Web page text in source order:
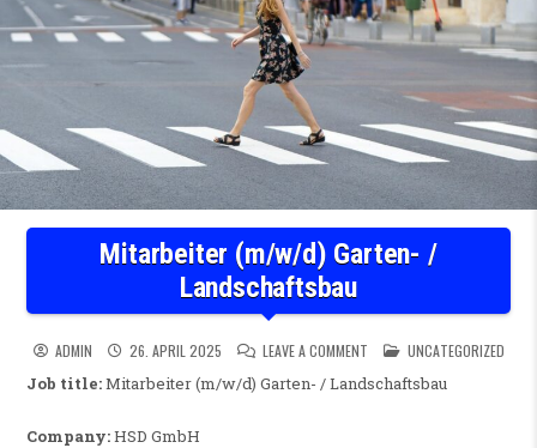
Mitarbeiter (m/w/d) Garten- /
Landschaftsbau
ADMIN 26. APRIL 2025 LEAVE A COMMENTON MITARBEITER (M/W/D)
POSTED IN
UNCATEGORIZED
Job title:Mitarbeiter (m/w/d) Garten- / Landschaftsbau
Company:HSD GmbH